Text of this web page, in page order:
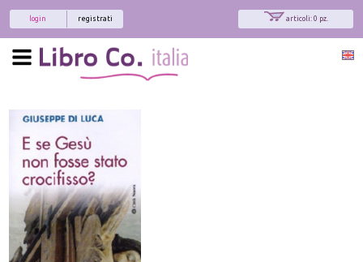
articoli: 0 pz.
registrati
login
Interessato ai nostri libri?
Allora iscriviti alla nostra newsletter!
Sarai informato delle nostre novità, potrai
comunque cancellarti quando desideri.